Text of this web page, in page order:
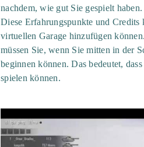
nachdem, wie gut Sie gespielt haben.
Diese Erfahrungspunkte und
virtuellen Garage hinzufügen
müssen Sie, wenn Sie mitten in der
beginnen können. Das bedeutet,
spielen können.